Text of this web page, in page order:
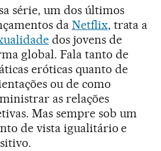
série, um dos últimos
da Netflix, trata a
dos jovens de
global. Fala tanto de
eróticas quanto de
ou de como
as relações
Mas sempre sob um
de vista igualitário e